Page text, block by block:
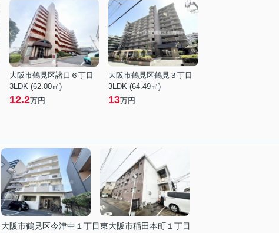
大阪市鶴見区諸口６丁目
3LDK (62.00㎡)
12.2万円
大阪市鶴見区鶴見３丁目
3LDK (64.49㎡)
13万円
大阪市鶴見区今津中１丁目東大阪市稲田本町１丁目